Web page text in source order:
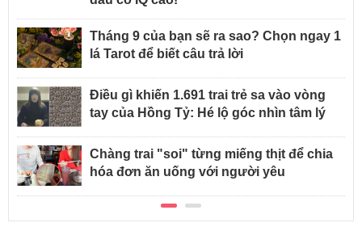
Tháng 9 của bạn sẽ ra sao? Chọn ngay 1
lá Tarot để biết câu trả lời
Điều gì khiến 1.691 trai trẻ sa vào vòng
tay của Hồng Tỷ: Hé lộ góc nhìn tâm lý
Chàng trai "soi" từng miếng thịt để chia
hóa đơn ăn uống với người yêu